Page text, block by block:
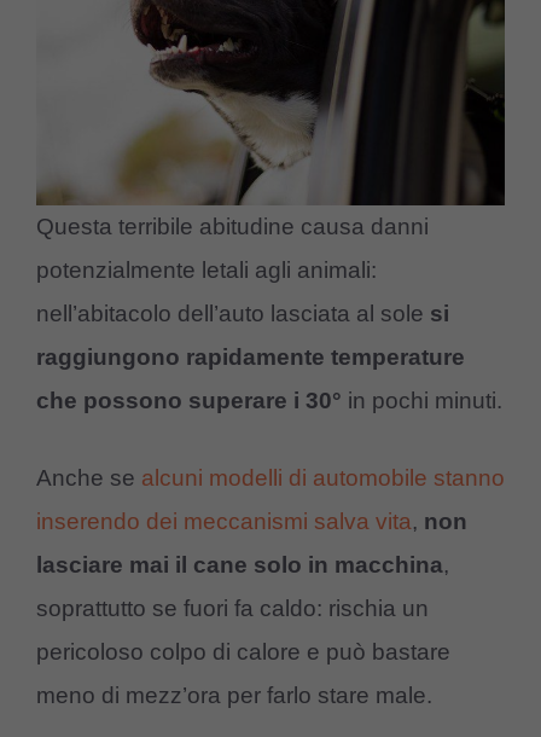
Questa terribile abitudine causa danni
potenzialmente letali agli animali:
nell’abitacolo dell’auto lasciata al sole si
raggiungono rapidamente temperature
che possono superare i 30° in pochi minuti.
Anche se alcuni modelli di automobile stanno
inserendo dei meccanismi salva vita, non
lasciare mai il cane solo in macchina,
soprattutto se fuori fa caldo: rischia un
pericoloso colpo di calore e può bastare
meno di mezz’ora per farlo stare male.